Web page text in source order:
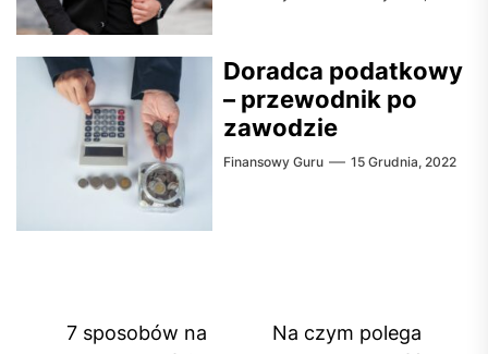
Doradca podatkowy
– przewodnik po
zawodzie
Finansowy Guru 15 Grudnia, 2022
Nawigacja
7 sposobów na
Na czym polega